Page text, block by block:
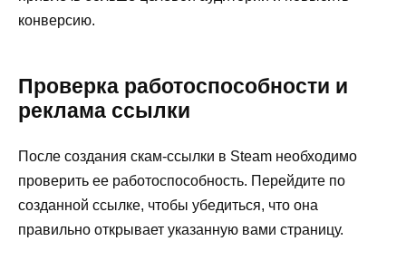
конверсию.
Проверка работоспособности и
реклама ссылки
После создания скам-ссылки в Steam необходимо
проверить ее работоспособность. Перейдите по
созданной ссылке, чтобы убедиться, что она
правильно открывает указанную вами страницу.